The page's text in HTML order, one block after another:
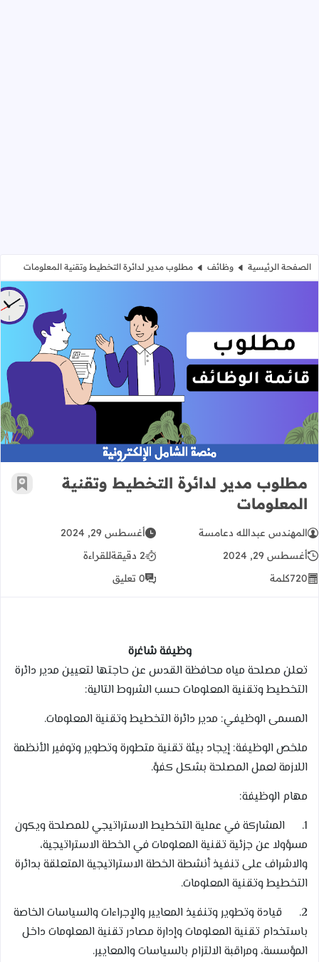
الصفحة الرئيسية وظائف مطلوب مدير لدائرة التخطيط وتقنية المعلومات
مطلوب مدير لدائرة التخطيط وتقنية
مطلوب مدير لدائرة التخطيط وتقنية
المعلومات
أضف
المهندس عبدالله دعامسة
أغسطس 29, 2024
أغسطس 29, 2024
2 دقيقة
للقراءة
720كلمة 0 تعليق
وظيفة شاغرة
تعلن مصلحة مياه محافظة القدس عن حاجتها لتعيين مدير دائرة
التخطيط وتقنية المعلومات حسب الشروط التالية:
المسمى الوظيفي: مدير دائرة التخطيط وتقنية المعلومات.
ملخص الوظيفة: إيجاد بيئة تقنية متطورة وتطوير وتوفير الأنظمة
اللازمة لعمل المصلحة بشكل كفؤ.
مهام الوظيفة:
1. المشاركة في عملية التخطيط الاستراتيجي للمصلحة ويكون
مسؤولا عن جزئية تقنية المعلومات في الخطة الاستراتيجية،
والاشراف على تنفيذ أنشطة الخطة الاستراتيجية المتعلقة بدائرة
التخطيط وتقنية المعلومات.
2. قيادة وتطوير وتنفيذ المعايير والإجراءات والسياسات الخاصة
باستخدام تقنية المعلومات وإدارة مصادر تقنية المعلومات داخل
المؤسسة، ومراقبة الالتزام بالسياسات والمعايير.